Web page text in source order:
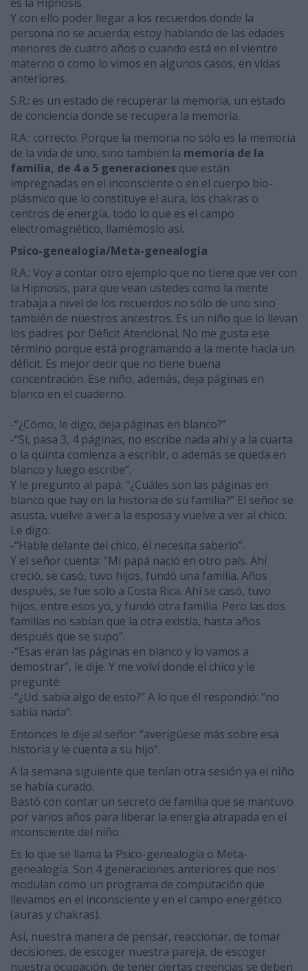
Y con ello poder llegar a los recuerdos donde la
persona no se acuerda; estoy hablando de las edades
menores de cuatro años o cuando está en el vientre
materno o como lo vimos en algunos casos, en vidas
anteriores.
S.R.: es un estado de recuperar la memoria, un estado
de conciencia donde se recupera la memoria.
R.A.: correcto. Porque la memoria no sólo es la memoria
de la vida de uno, sino también la memoria de la
familia, de 4 a 5 generaciones que están
impregnadas en el inconsciente o en el cuerpo bio-
plásmico que lo constituye el aura, los chakras o
centros de energía, todo lo que es el campo
electromagnético, llamémoslo así.
Psico-genealogía/Meta-genealogía
R.A.: Voy a contar otro ejemplo que no tiene que ver con
la Hipnosis, para que vean ustedes como la mente
trabaja a nivel de los recuerdos no sólo de uno sino
también de nuestros ancestros. Es un niño que lo llevan
los padres por Déficit Atencional. No me gusta ese
término porque está programando a la mente hacia un
déficit. Es mejor decir que no tiene buena
concentración. Ese niño, además, deja páginas en
blanco en el cuaderno.
-“¿Cómo, le digo, deja páginas en blanco?”
-“Sí, pasa 3, 4 páginas, no escribe nada ahí y a la cuarta
o la quinta comienza a escribir, o además se queda en
blanco y luego escribe”.
Y le pregunto al papá: “¿Cuáles son las páginas en
blanco que hay en la historia de su familia?” El señor se
asusta, vuelve a ver a la esposa y vuelve a ver al chico.
Le digo:
-“Hable delante del chico, él necesita saberlo”.
Y el señor cuenta: “Mi papá nació en otro país. Ahí
creció, se casó, tuvo hijos, fundó una familia. Años
después, se fue solo a Costa Rica. Ahí se casó, tuvo
hijos, entre esos yo, y fundó otra familia. Pero las dos
familias no sabían que la otra existía, hasta años
después que se supo”.
-“Esas eran las páginas en blanco y lo vamos a
demostrar”, le dije. Y me volví donde el chico y le
pregunté:
-“¿Ud. sabía algo de esto?” A lo que él respondió: “no
sabía nada”.
Entonces le dije al señor: “averígüese más sobre esa
historia y le cuenta a su hijo”.
A la semana siguiente que tenían otra sesión ya el niño
se había curado.
Bastó con contar un secreto de familia que se mantuvo
por varios años para liberar la energía atrapada en el
inconsciente del niño.
Es lo que se llama la Psico-genealogía o Meta-
genealogía. Son 4 generaciones anteriores que nos
modulan como un programa de computación que
llevamos en el inconsciente y en el campo energético
(auras y chakras).
Así, nuestra manera de pensar, reaccionar, de tomar
decisiones, de escoger nuestra pareja, de escoger
nuestra ocupación, de tener ciertas creencias se deben